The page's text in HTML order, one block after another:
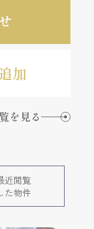
加
を見る
近閲覧
た物件